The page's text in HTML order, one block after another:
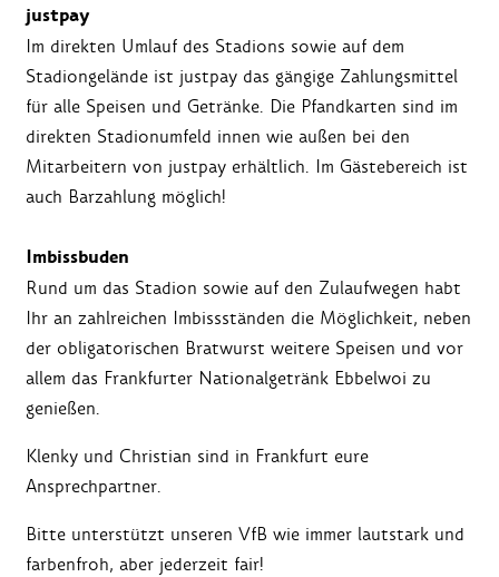
justpay
Im direkten Umlauf des Stadions sowie auf dem
Stadiongelände ist justpay das gängige Zahlungsmittel
für alle Speisen und Getränke. Die Pfandkarten sind im
direkten Stadionumfeld innen wie außen bei den
Mitarbeitern von justpay erhältlich. Im Gästebereich ist
auch Barzahlung möglich!
Imbissbuden
Rund um das Stadion sowie auf den Zulaufwegen habt
Ihr an zahlreichen Imbissständen die Möglichkeit, neben
der obligatorischen Bratwurst weitere Speisen und vor
allem das Frankfurter Nationalgetränk Ebbelwoi zu
genießen.
Klenky und Christian sind in Frankfurt eure
Ansprechpartner.
Bitte unterstützt unseren VfB wie immer lautstark und
farbenfroh, aber jederzeit fair!